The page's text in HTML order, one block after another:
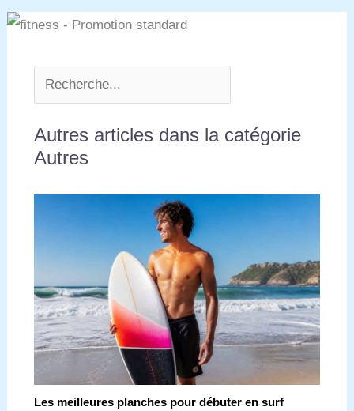
Autres articles dans la catégorie
Autres
Les meilleures planches pour débuter en surf